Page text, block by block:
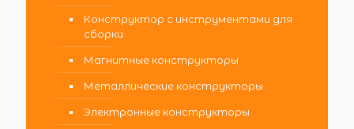
Конструктор с инструментами для
сборки
Магнитные конструкторы
Металлические конструкторы
Электронные конструкторы